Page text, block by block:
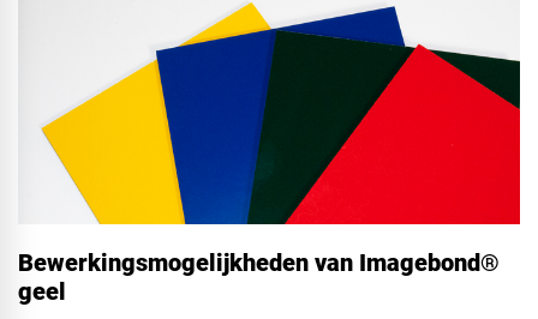
Bewerkingsmogelijkheden van Imagebond®
geel